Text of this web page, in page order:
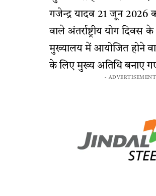
गजेन्द्र यादव 21 जून 2026
वाले अंतर्राष्ट्रीय योग दिवस
मुख्यालय में आयोजित होने
के लिए मुख्य अतिथि बनाए
-